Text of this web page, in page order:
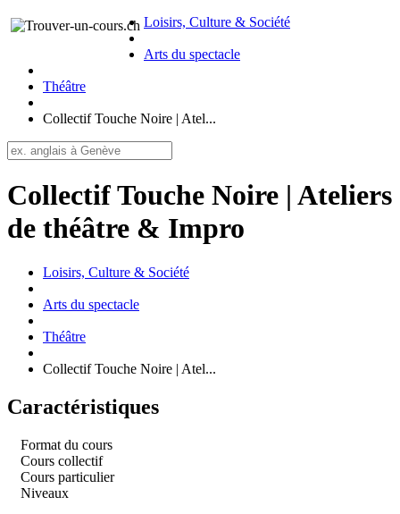
Loisirs, Culture & Société
Arts du spectacle
Théâtre
Collectif Touche Noire | Atel...
Collectif Touche Noire | Ateliers
de théâtre & Impro
Loisirs, Culture & Société
Arts du spectacle
Théâtre
Collectif Touche Noire | Atel...
Caractéristiques
Format du cours
Cours collectif
Cours particulier
Niveaux